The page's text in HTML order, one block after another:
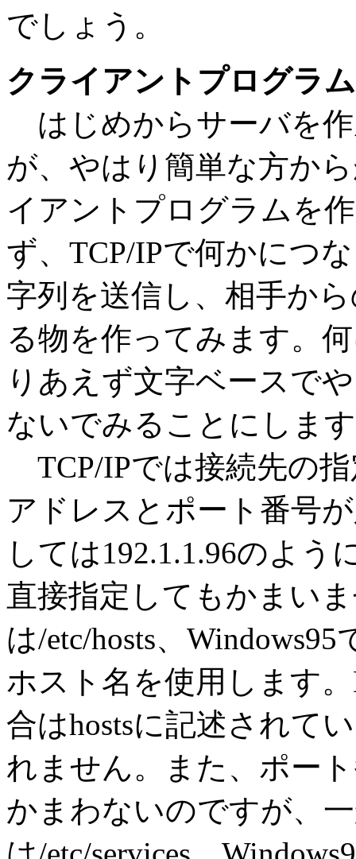
でしょう。
クライアントプログラム
はじめからサーバを
が、やはり簡単な方か
イアントプログラムを
ず、TCP/IPで何かにつ
字列を送信し、相手か
る物を作ってみます。
りあえず文字ベースで
ないでみることにしま
TCP/IPでは接続先の
アドレスとポート番号
しては192.1.1.96のよ
直接指定してもかまい
は/etc/hosts、
ホスト名を使用します
合はhostsに記述されて
れません。また、ポー
かまわないのですが、